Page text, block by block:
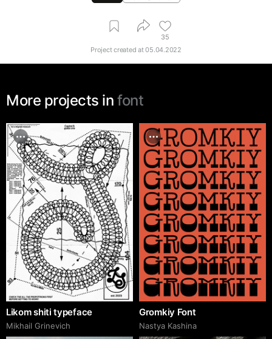
35
Project created at05.04.2022
More projects in font
Likom shiti typeface
Mikhail Grinevich
Gromkiy Font
Nastya Kashina